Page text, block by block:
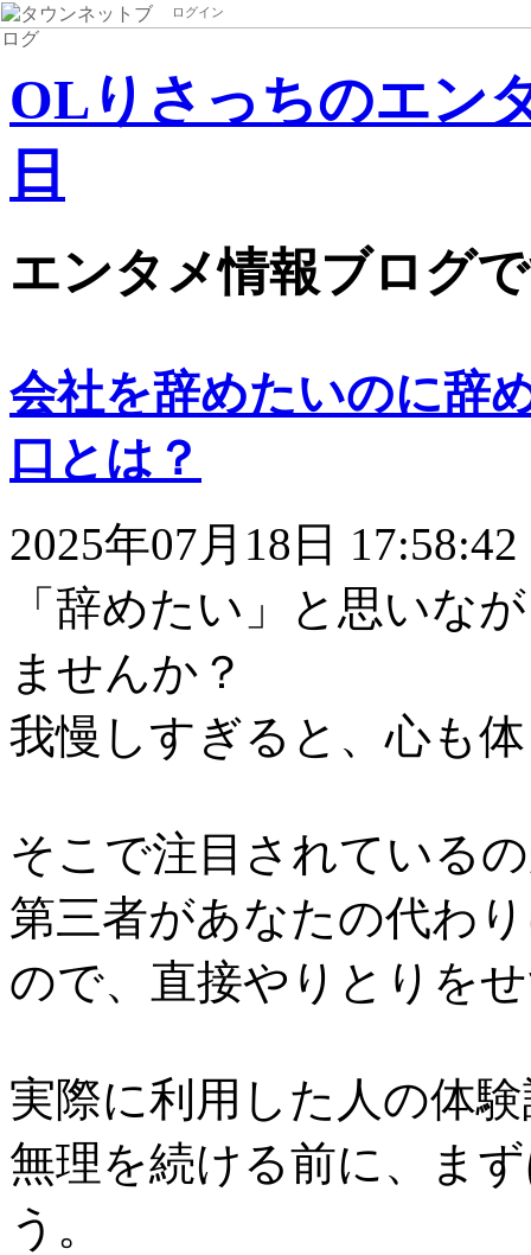
ログイン
OLりさっちのエン
日
エンタメ情報ブログ
会社を辞めたいのに辞
口とは？
2025年07月18日 17:58:42
「辞めたい」と思いな
ませんか？
我慢しすぎると、心も
そこで注目されている
第三者があなたの代わ
ので、直接やりとりを
実際に利用した人の体
無理を続ける前に、ま
う。